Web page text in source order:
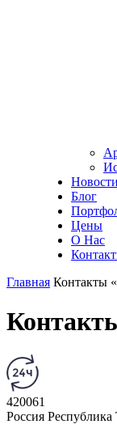
Новости
Блог
Цены
О Нас
Главная Контакты
420061
Россия Республика